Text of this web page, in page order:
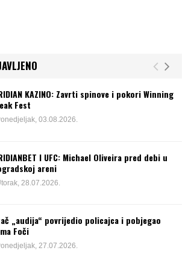
KAZINO: Zavrti spinove i pokori Winning
Fest
03.08.2026.
I UFC: Michael Oliveira pred debi u
areni
28.07.2026.
„audija“ povrijedio policajca i pobjegao
Foči
27.07.2026.